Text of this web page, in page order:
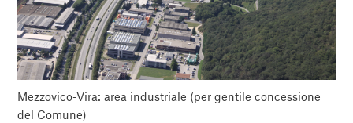
Mezzovico-Vira: area industriale (per gentile concessione
del Comune)